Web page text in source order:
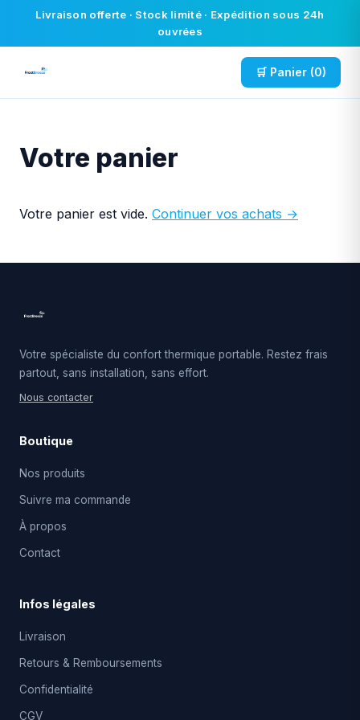
Livraison offerte · Stock limité · Expédition sous 24h
ouvrées
🛒 Panier (0)
Votre panier
Votre panier est vide. Continuer vos achats →
Votre spécialiste du confort thermique portable. Restez frais
partout, sans installation, sans effort.
Nous contacter
Boutique
Nos produits
Suivre ma commande
À propos
Contact
Infos légales
Livraison
Retours & Remboursements
Confidentialité
CGV